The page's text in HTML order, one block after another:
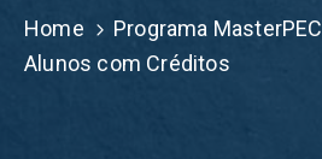
Eventos
Home
Programa MasterPEC
Alunos com Créditos